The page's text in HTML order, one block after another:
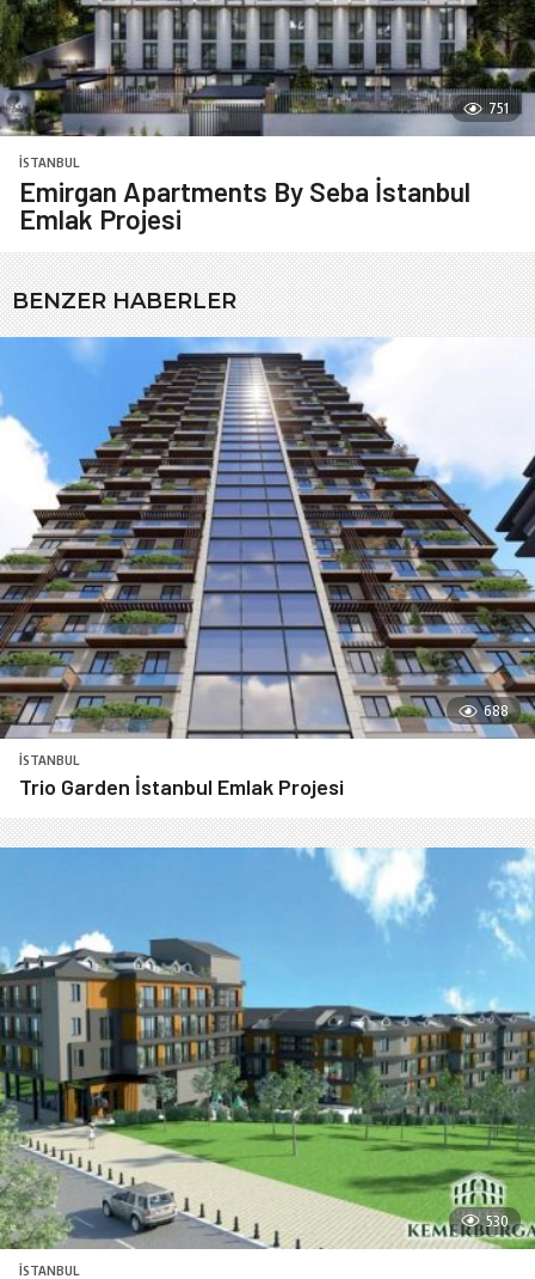
751
İSTANBUL
Emirgan Apartments By Seba İstanbul
Emlak Projesi
BENZER HABERLER
688
İSTANBUL
Trio Garden İstanbul Emlak Projesi
530
İSTANBUL